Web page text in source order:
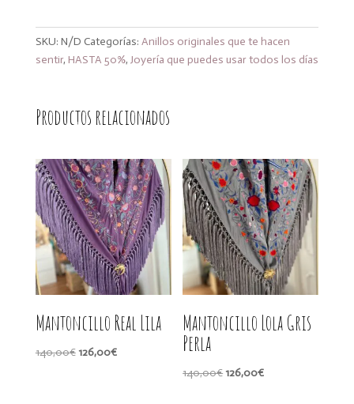
SKU: N/D Categorías: Anillos originales que te hacen
sentir, HASTA 50%, Joyería que puedes usar todos los días
Productos relacionados
Mantoncillo Real Lila
140,00€El
126,00€El
Mantoncillo Lola Gris
Perla
140,00€El
126,00€El